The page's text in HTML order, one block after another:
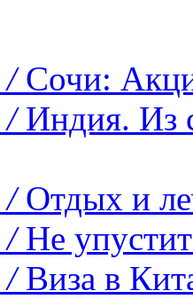
/ Сочи:
/ Индия. Из
/ Отдых и
/ Не
/ Виза в